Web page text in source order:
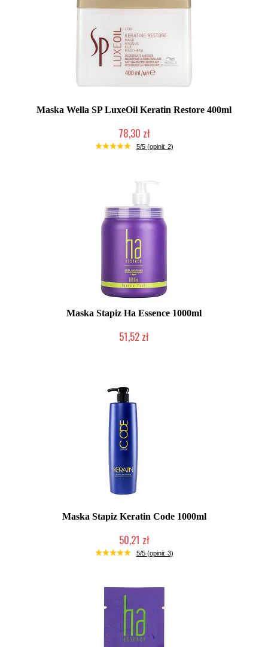
Maska Wella SP LuxeOil Keratin Restore 400ml
78,30 zł
Duża ilość (wysyłka w 24h)
5/5 (opinii: 2)
Maska Stapiz Ha Essence 1000ml
51,52 zł
Maska Stapiz Keratin Code 1000ml
50,21 zł
Duża ilość (wysyłka w 24h)
5/5 (opinii: 3)